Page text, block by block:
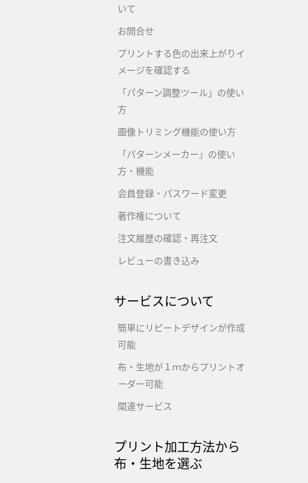
いて
お問合せ
プリントする色の出来上がりイ
メージを確認する
「パターン調整ツール」の使い
方
画像トリミング機能の使い方
「パターンメーカー」の使い
方・機能
会員登録・パスワード変更
著作権について
注文履歴の確認・再注文
レビューの書き込み
サービスについて
簡単にリピートデザインが作成
可能
布・生地が１ｍからプリントオ
ーダー可能
関連サービス
プリント加工方法から
布・生地を選ぶ